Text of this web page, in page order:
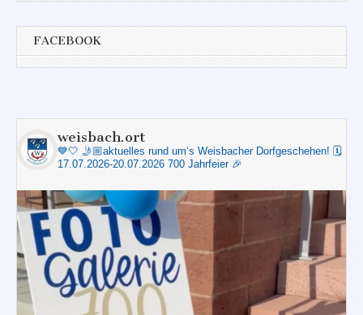
FACEBOOK
weisbach.ort
💙🤍 🤳🏼aktuelles rund um‘s Weisbacher Dorfgeschehen! 🗓️
17.07.2026-20.07.2026 700 Jahrfeier 🎉